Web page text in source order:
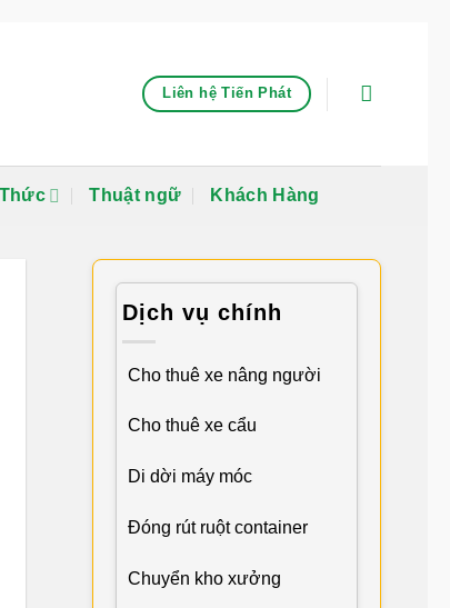
Liên hệ Tiến Phát
Thuật ngữ Khách Hàng
Dịch vụ chính
Cho thuê xe nâng người
Cho thuê xe cẩu
Di dời máy móc
Đóng rút ruột container
Chuyển kho xưởng